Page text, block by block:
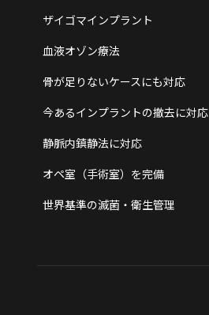
ザイゴマインプラント
血液オゾン療法
骨が足りないケースにも対応
今あるインプラントの撤去に対応
静脈内鎮静法に対応
オペ室（手術室）を完備
世界基準の滅菌・衛生管理